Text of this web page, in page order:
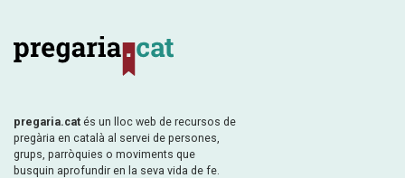
pregaria.cat és un lloc web de recursos de
pregària en català al servei de persones,
grups, parròquies o moviments que
busquin aprofundir en la seva vida de fe.